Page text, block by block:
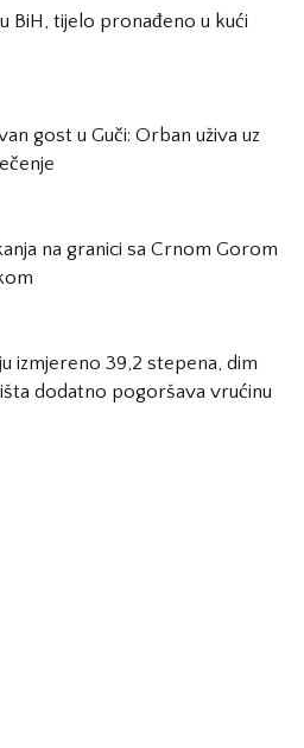
BiH, tijelo pronađeno u kući
gost u Guči: Orban uživa uz
na granici sa Crnom Gorom
izmjereno 39,2 stepena, dim
dodatno pogoršava vrućinu